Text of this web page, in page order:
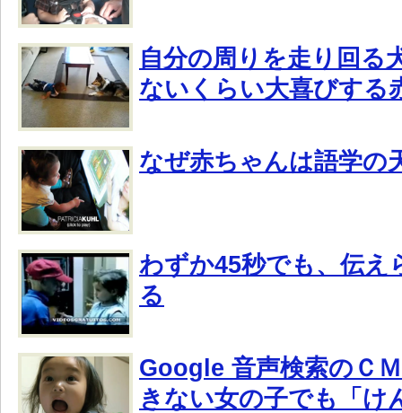
自分の周りを走り回る
ないくらい大喜びする
なぜ赤ちゃんは語学の
わずか45秒でも、伝え
る
Google 音声検索のＣ
きない女の子でも「け